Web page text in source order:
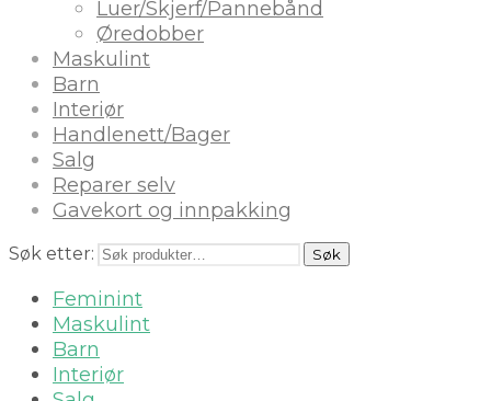
Luer/Skjerf/Pannebånd
Øredobber
Maskulint
Barn
Interiør
Handlenett/Bager
Salg
Reparer selv
Gavekort og innpakking
Søk etter: Søk
Feminint
Maskulint
Barn
Interiør